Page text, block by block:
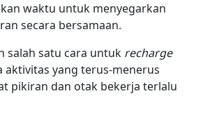
waktu untuk menyegarkan
secara bersamaan.
salah satu cara untuk recharge
aktivitas yang terus-menerus
pikiran dan otak bekerja terlalu